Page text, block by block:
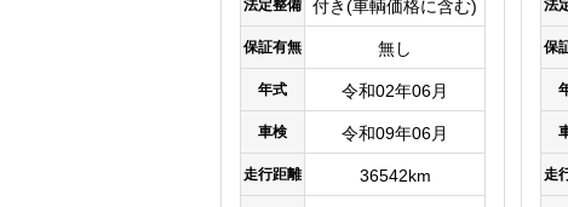
法定整備 付き(車輌価格に含む)
保証有無 無し
年式 令和02年06月
車検 令和09年06月
走行距離 36542km
法
保
走